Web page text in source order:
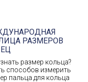
РАЗМЕРОВ
размер кольца?
способов измерить
пальца для кольца